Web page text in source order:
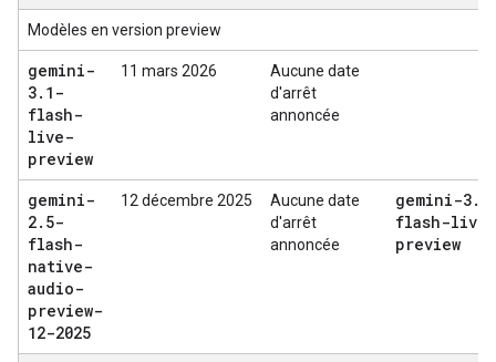
Modèles en version preview
gemini-
3. 1-
flash-
live-
preview
11 mars 2026
Aucune date
d'arrêt
annoncée
gemini-
2. 5-
flash-
native-
audio-
preview-
12-2025
12 décembre 2025
Aucune date
d'arrêt
annoncée
gemini-3.
flash-live-
preview